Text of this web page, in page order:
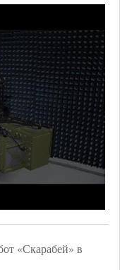
«Скарабей» в